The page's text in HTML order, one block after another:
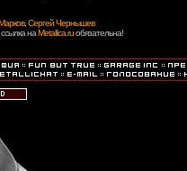
, Сергей Чернышев
наMetallica.ruобязательна!